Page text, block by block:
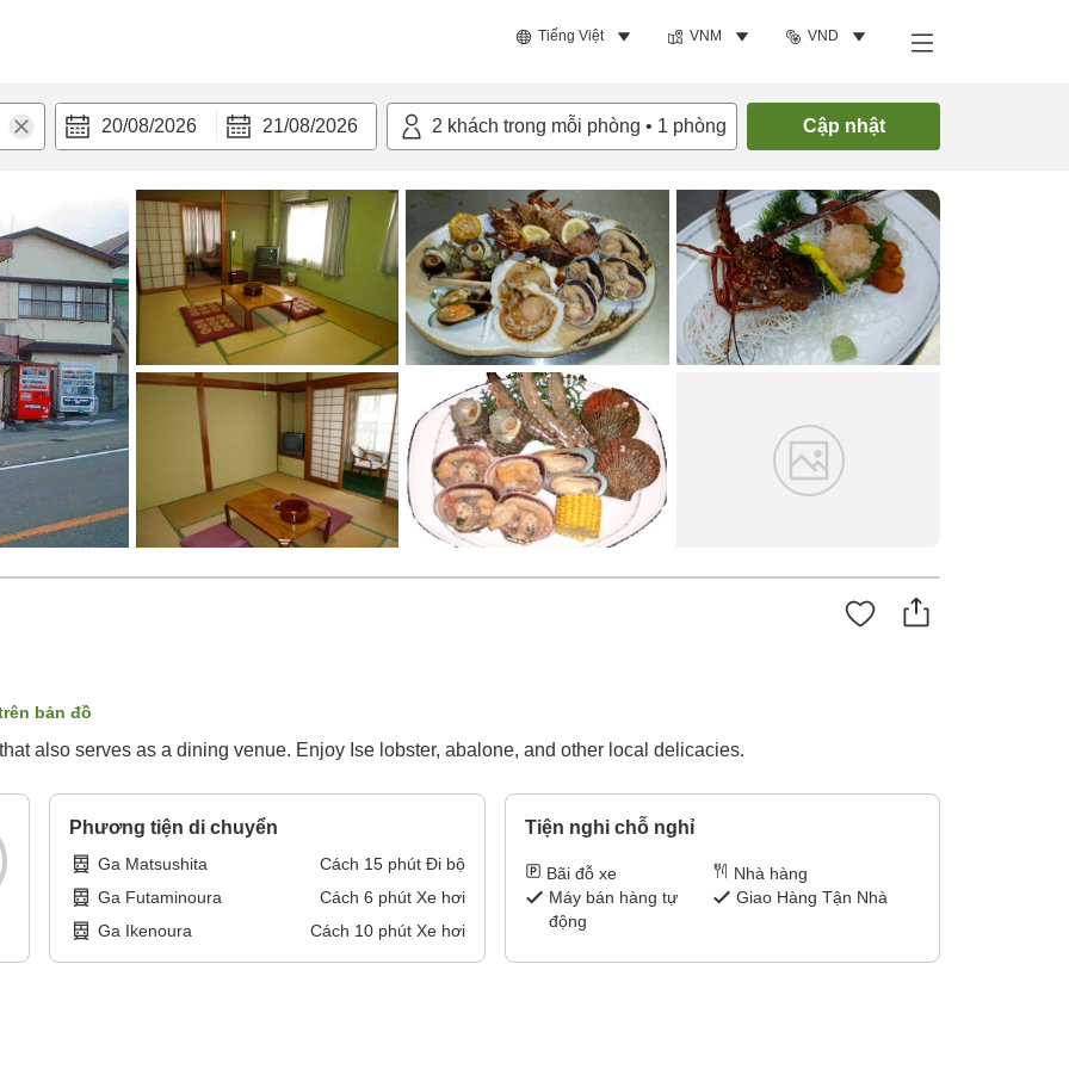
Tiếng Việt VNM VND
20/08/2026 21/08/2026 2 khách trong mỗi phòng • 1 phòng Cập nhật
nghi Tìm phòng trống
bản đồ
also serves as a dining venue. Enjoy Ise lobster, abalone, and other local delicacies.
Phương tiện di chuyển
Ga Matsushita Cách 15phút Đi bộ
Ga Futaminoura
Cách 6 phút Xe hơi
Ga Ikenoura
Cách 10phút Xe hơi
Tiện nghi chỗ nghỉ
Bãi đỗ xe
Nhà hàng
Máy bán hàng tự
động
Giao Hàng Tận Nhà